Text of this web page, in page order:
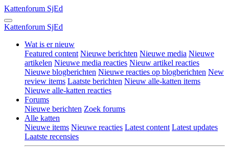
Kattenforum SjEd
Kattenforum SjEd
Wat is er nieuw
Featured content Nieuwe berichten Nieuwe media Nieuwe
artikelen Nieuwe media reacties Nieuw artikel reacties
Nieuwe blogberichten Nieuwe reacties op blogberichten New
review items Laatste berichten Nieuw alle-katten items
Nieuwe alle-katten reacties
Forums
Nieuwe berichten Zoek forums
Alle katten
Nieuwe items Nieuwe reacties Latest content Latest updates
Laatste recensies